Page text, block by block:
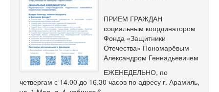
ПРИЕМ ГРАЖДАН
социальным координатором
Фонда «Защитники
Отечества» Пономарёвым
Александром Геннадьевичем
ЕЖЕНЕДЕЛЬНО, по
четвергам с 14.00 до 16.30 часов по адресу г. Арамиль,